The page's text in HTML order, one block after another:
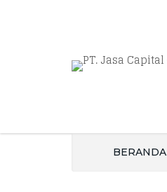
BERANDA